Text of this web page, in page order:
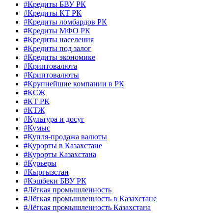
#Кредиты БВУ РК
#Кредиты КТ РК
#Кредиты ломбардов РК
#Кредиты МФО РК
#Кредиты населения
#Кредиты под залог
#Кредиты экономике
#Криптовалюта
#Криптовалюты
#Крупнейшие компании в РК
#КСЖ
#КТ РК
#КТЖ
#Культура и досуг
#Кумыс
#Купля-продажа валюты
#Курорты в Казахстане
#Курорты Казахстана
#Курьеры
#Кыргызстан
#Кэшбеки БВУ РК
#Лёгкая промышленность
#Лёгкая промышленность в Казахстане
#Лёгкая промышленность Казахстана